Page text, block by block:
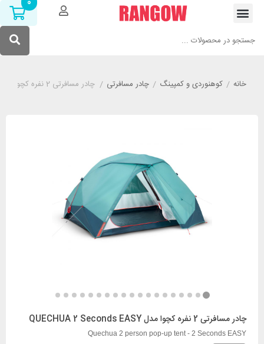
خانه/ کوهنوردی و کمپینگ/ چادر مسافرتی/ چادر مسافرتی 2 نفره کچوا مدل QUECHUA 2 Seconds EASY
چادر مسافرتی 2 نفره کچوا مدل QUECHUA 2 Seconds EASY
Quechua 2 person pop-up tent - 2 Seconds EASY